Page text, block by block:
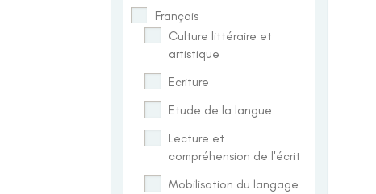
Français
Culture littéraire et
artistique
Ecriture
Etude de la langue
Lecture et
compréhension de l'écrit
Mobilisation du langage